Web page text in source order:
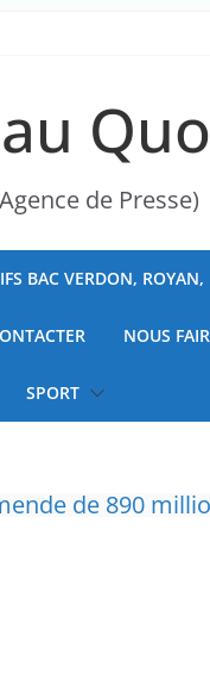
de Presse)
BAC VERDON,
NOUS
SPORT
de pins